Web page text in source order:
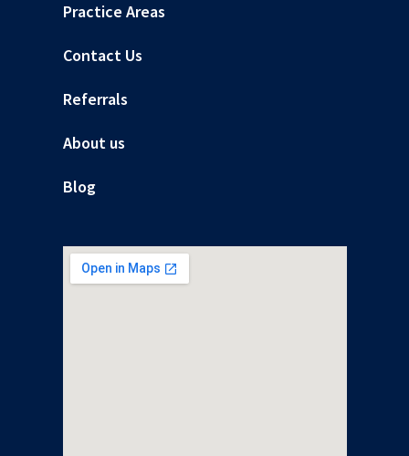
Practice Areas
Contact Us
Referrals
About us
Blog